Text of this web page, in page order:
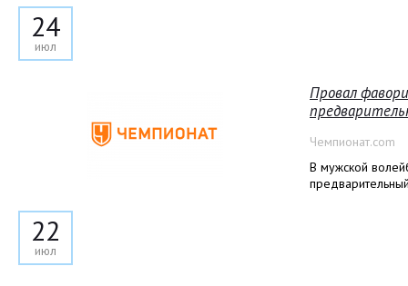
24
июл
22
июл
Провал
Чемпионат.com
В мужской